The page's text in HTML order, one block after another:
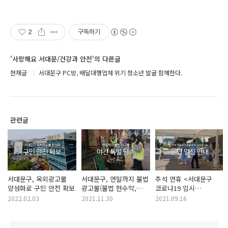
2 구독하기
'사랑해요 서대문/건강과 안전'의 다른글
현재글 서대문구 PC방, 배달대행업체 위기 청소년 발굴 함께한다.
관련글
서대문구, 옥외광고물
양성화로 구민 안전 확보
2022.02.03
서대문구, 연말까지 불법
광고물(불법 현수막,
입간판, 배너 등) 야간
2021.11.30
추석 연휴 <서대문구
코로나19 임시
선별검사소> 운영 일정
2021.09.16